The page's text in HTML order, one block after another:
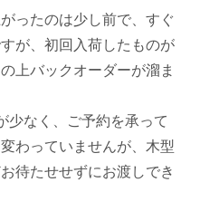
ったのは少し前で、すぐ
が、初回入荷したものが
上バックオーダーが溜ま
少なく、ご予約を承って
わっていませんが、木型
待たせせずにお渡しでき